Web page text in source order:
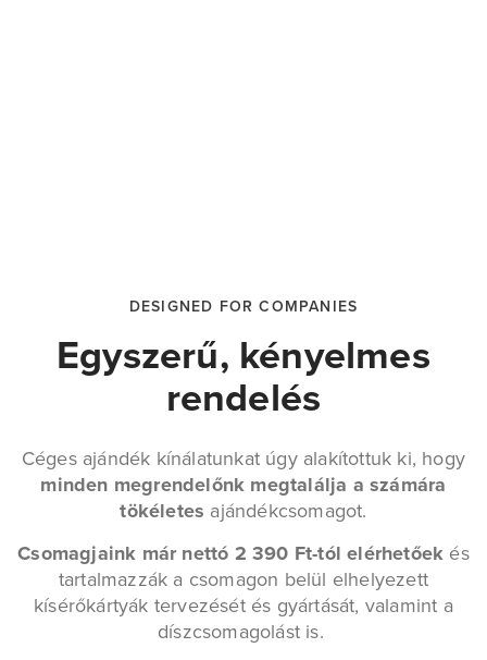
DESIGNED FOR COMPANIES
Egyszerű, kényelmes
rendelés
Céges ajándék kínálatunkat úgy alakítottuk ki, hogy
minden megrendelőnk megtalálja a számára
tökéletes ajándékcsomagot.
Csomagjaink már nettó 2 390 Ft-tól elérhetőek és
tartalmazzák a csomagon belül elhelyezett
kísérőkártyák tervezését és gyártását, valamint a
díszcsomagolást is.